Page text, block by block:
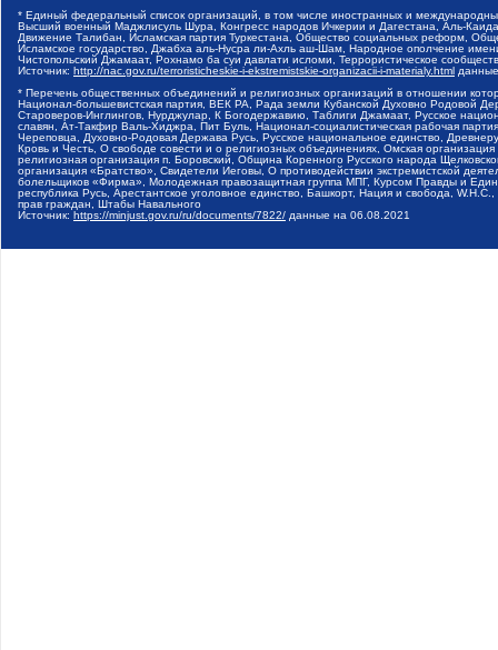
* Единый федеральный список организаций, в том числе иностранных и
Высший военный Маджлисуль Шура, Конгресс народов Ичкерии и Дагестана, Аль-
Движение Талибан, Исламская партия Туркестана, Общество социальных реформ,
Исламское государство, Джабха аль-Нусра ли-Ахль аш-Шам, Народное ополчение
Чистопольский Джамаат, Рохнамо ба суи давлати исломи, Террористическое
Источник: http://nac.gov.ru/terroristicheskie-i-ekstremistskie-organizacii-i-materialy.html
* Перечень общественных объединений и религиозных организаций в отношении
Национал-большевистская партия, ВЕК РА, Рада земли Кубанской Духовно Родовой
Староверов-Инглингов, Нурджулар, К Богодержавию, Таблиги Джамаат, Русское
славян, Ат-Такфир Валь-Хиджра, Пит Буль, Национал-социалистическая рабочая
Череповца, Духовно-Родовая Держава Русь, Русское национальное единство,
Кровь и Честь, О свободе совести и о религиозных объединениях, Омская
религиозная организация п. Боровский, Община Коренного Русского народа
организация «Братство», Свидетели Иеговы, О противодействии экстремистской
болельщиков «Фирма», Молодежная правозащитная группа МПГ, Курсом Правды и
республика Русь, Арестантское уголовное единство, Башкорт, Нация и свобода,
прав граждан, Штабы Навального
Источник: https://minjust.gov.ru/ru/documents/7822/ данные на 06.08.2021